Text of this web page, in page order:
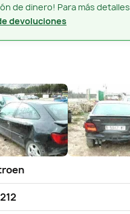
de dinero! Para más detalles,
devoluciones